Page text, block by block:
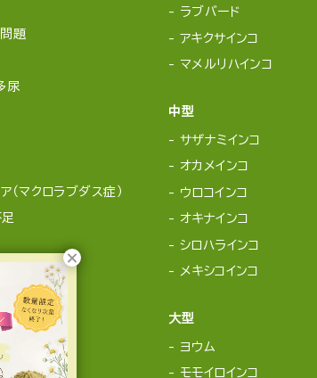
題
尿
（マクロラブダス症）
ラブバード
アキクサインコ
マメルリハインコ
中型
サザナミインコ
オカメインコ
ウロコインコ
オキナインコ
シロハラインコ
メキシコインコ
大型
ヨウム
モモイロインコ